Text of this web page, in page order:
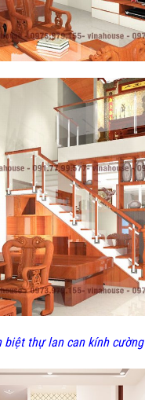
biệt thự lan can kính